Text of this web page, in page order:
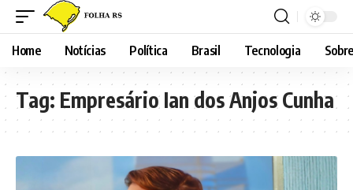
Home Notícias Política Brasil Tecnologia
Tag: Empresário Ian dos Anjos Cunha